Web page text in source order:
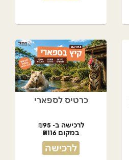
כרטיס לספארי
לרכישה ב- ₪95
במקום ₪116
לרכישה